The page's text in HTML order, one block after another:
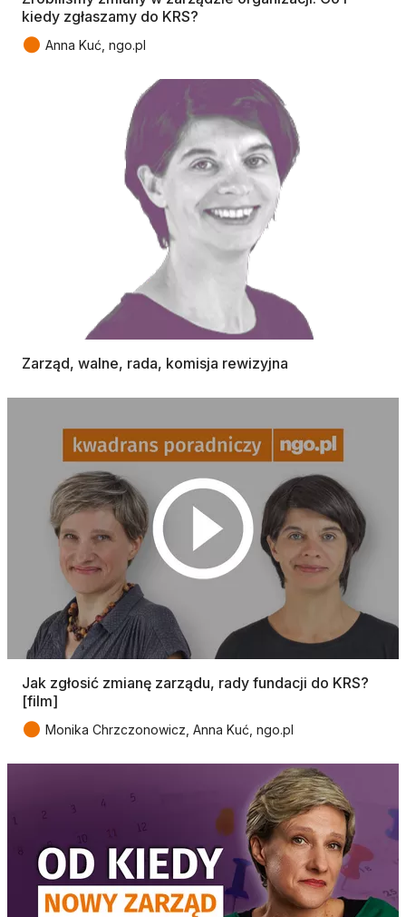
kiedy zgłaszamy do KRS?
● Anna Kuć, ngo.pl
Zarząd, walne, rada, komisja rewizyjna
Jak zgłosić zmianę zarządu, rady fundacji do KRS?
[film]
● Monika Chrzczonowicz, Anna Kuć, ngo.pl